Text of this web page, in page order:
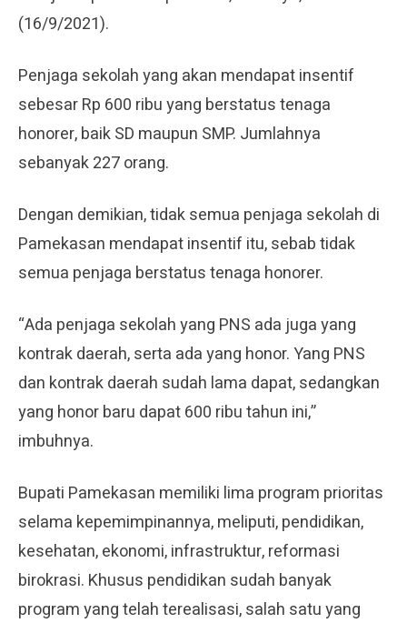
(16/9/2021).
Penjaga sekolah yang akan mendapat insentif
sebesar Rp 600 ribu yang berstatus tenaga
honorer, baik SD maupun SMP. Jumlahnya
sebanyak 227 orang.
Dengan demikian, tidak semua penjaga sekolah di
Pamekasan mendapat insentif itu, sebab tidak
semua penjaga berstatus tenaga honorer.
“Ada penjaga sekolah yang PNS ada juga yang
kontrak daerah, serta ada yang honor. Yang PNS
dan kontrak daerah sudah lama dapat, sedangkan
yang honor baru dapat 600 ribu tahun ini,”
imbuhnya.
Bupati Pamekasan memiliki lima program prioritas
selama kepemimpinannya, meliputi, pendidikan,
kesehatan, ekonomi, infrastruktur, reformasi
birokrasi. Khusus pendidikan sudah banyak
program yang telah terealisasi, salah satu yang